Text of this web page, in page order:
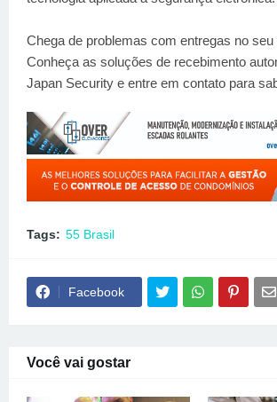
Chega de problemas com entregas no
Conheça as soluções de recebimento
Japan Security e entre em contato para
Tags: 55 Brasil
Facebook
Você vai gostar